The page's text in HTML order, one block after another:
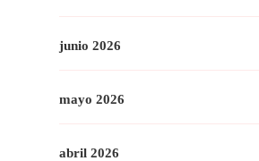
junio 2026
mayo 2026
abril 2026